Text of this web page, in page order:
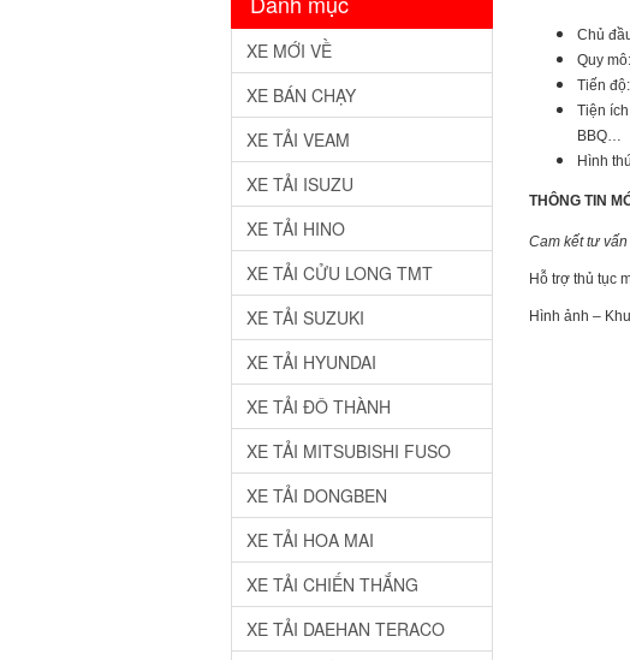
XE MỚI VỀ
XE BÁN CHẠY
XE TẢI VEAM
XE TẢI ISUZU
XE TẢI HINO
XE TẢI CỬU LONG TMT
XE TẢI SUZUKI
XE TẢI HYUNDAI
XE TẢI ĐÔ THÀNH
XE TẢI MITSUBISHI FUSO
XE TẢI DONGBEN
XE TẢI HOA MAI
XE TẢI CHIẾN THẮNG
XE TẢI DAEHAN TERACO
Chủ
Quy
Tiến
Tiện
BBQ…
Hình
THÔNG TIN
Cam kết tư
Hỗ trợ thủ tục
Hình ảnh –